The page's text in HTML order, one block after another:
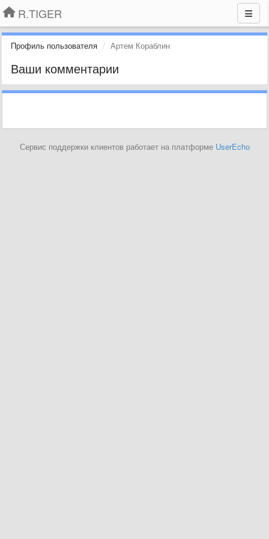
R.TIGER
Профиль пользователя Артем Кораблин
Ваши комментарии
Сервис поддержки клиентов работает на платформе UserEcho